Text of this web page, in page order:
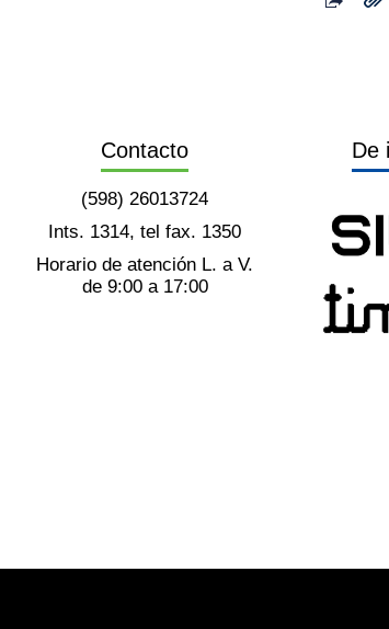
Contacto
(598) 26013724
Ints. 1314, tel fax. 1350
Horario de atención L. a V.
de 9:00 a 17:00
De